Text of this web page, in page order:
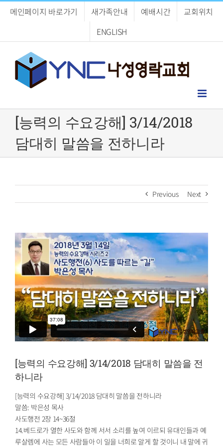
메인페이지 바로가기 새가족안내 예배시간
교회위치
ENGLISH
[능력의 수요강해] 3/14/2018
담대히 말씀을 전하니라
Previous Next
[능력의 수요강해] 3/14/2018 담대히 말씀을 전
하니라
[능력의 수요강해] 3/14/2018 담대히 말씀을 전하니라
말씀: 박은성 목사
사도행전 2장 14~36절
14.베드로가 열한 사도와 함께 서서 소리를 높여 이르되 유대인들과 예
루살렘에 사는 모든 사람들아 이 일을 너희로 알게 할 것이니 내 말에 귀